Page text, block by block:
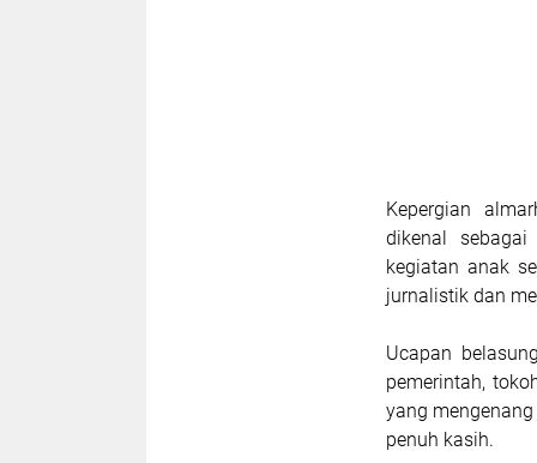
Kepergian
dikenal
kegiatan anak
jurnalistik dan
Ucapan
pemerintah,
yang
penuh kasih.